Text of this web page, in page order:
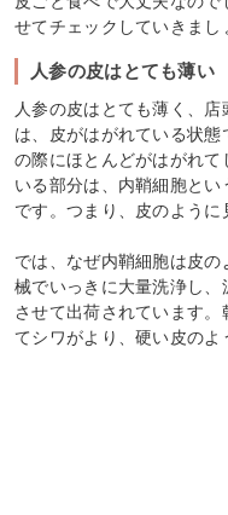
せてチェックしていきまし
人参の皮はとても薄い
人参の皮はとても薄く、
は、皮がはがれている状
の際にほとんどがはがれ
いる部分は、内鞘細胞と
です。つまり、皮のように
では、なぜ内鞘細胞は皮
械でいっきに大量洗浄し
させて出荷されています
てシワがより、硬い皮のよ